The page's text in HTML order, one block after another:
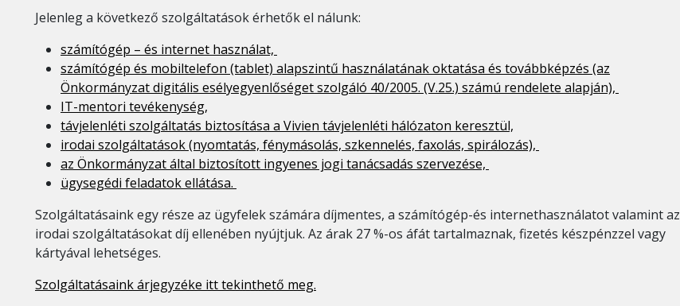
Jelenleg a következő szolgáltatások érhetők el nálunk:
számítógép – és internet használat,
számítógép és mobiltelefon (tablet) alapszintű használatának oktatása és továbbképzés (az
Önkormányzat digitális esélyegyenlőséget szolgáló 40/2005. (V.25.) számú rendelete alapján),
IT-mentori tevékenység,
távjelenléti szolgáltatás biztosítása a Vivien távjelenléti hálózaton keresztül,
irodai szolgáltatások (nyomtatás, fénymásolás, szkennelés, faxolás, spirálozás),
az Önkormányzat által biztosított ingyenes jogi tanácsadás szervezése,
ügysegédi feladatok ellátása.
Szolgáltatásaink egy része az ügyfelek számára díjmentes, a számítógép-és internethasználatot valamint az
irodai szolgáltatásokat díj ellenében nyújtjuk. Az árak 27 %-os áfát tartalmaznak, fizetés készpénzzel vagy
kártyával lehetséges.
Szolgáltatásaink árjegyzéke itt tekinthető meg.